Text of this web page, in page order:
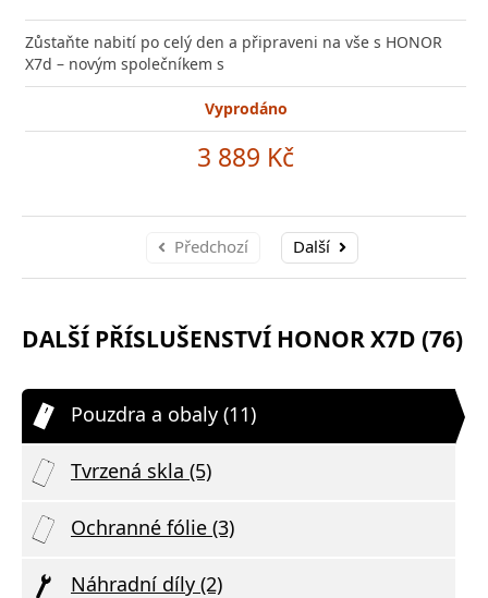
Zůstaňte nabití po celý den a připraveni na vše s HONOR
X7d – novým společníkem s
Vyprodáno
3 889 Kč
Předchozí Další
DALŠÍ PŘÍSLUŠENSTVÍ HONOR X7D (76)
Pouzdra a obaly (11)
Tvrzená skla (5)
Ochranné fólie (3)
Náhradní díly (2)